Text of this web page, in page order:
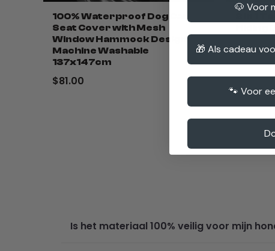
100% Waterproof Dog Car
Seat Cover with Mesh
Window Hammock Design
Machine Washable
137x147cm
$81.00
$47.00
Is het materiaal 100% veilig voor mijn
🐶 Voor
🎁 Als cadeau
🐾 Voor